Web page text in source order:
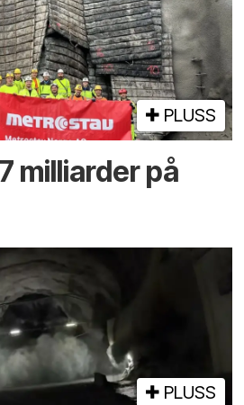
PLUSS
milliarder på
PLUSS